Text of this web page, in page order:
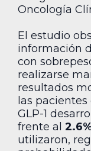
Oncología
El estudio
información
con
realizarse
resultados
las
GLP-1
frente al
utilizaron,